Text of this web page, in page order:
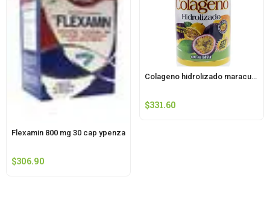
Flexamin 800 mg 30 cap ypenza
$306.90
Colageno hidrolizado maracuya 500 g ypenza
$331.60